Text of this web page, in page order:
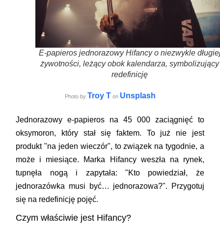
E-papieros jednorazowy Hifancy o niezwykle
żywotności, leżący obok kalendarza, symbolizujący
redefinicję
Photo by Troy T on Unsplash
Jednorazowy e-papieros na 45 000 zaciągnięć to
oksymoron, który stał się faktem. To już nie jest
produkt "na jeden wieczór", to związek na tygodnie, a
może i miesiące. Marka Hifancy weszła na rynek,
tupnęła nogą i zapytała: "Kto powiedział, że
jednorazówka musi być… jednorazowa?". Przygotuj
się na redefinicję pojęć.
Czym właściwie jest Hifancy?